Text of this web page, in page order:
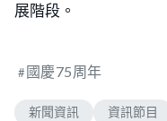
展階段。
國慶75周年
新聞資訊 資訊節目